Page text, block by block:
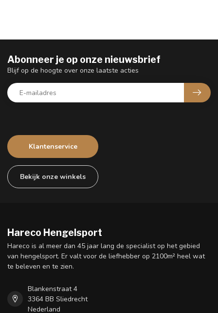
Klantenservice
Bekijk onze winkels
Abonneer je op onze nieuwsbrief
Blijf op de hoogte over onze laatste acties
Hareco Hengelsport
Hareco is al meer dan 45 jaar lang de specialist op het gebied
van hengelsport. Er valt voor de liefhebber op 2100m² heel wat
te beleven en te zien.
Blankenstraat 4
3364 BB Sliedrecht
Nederland